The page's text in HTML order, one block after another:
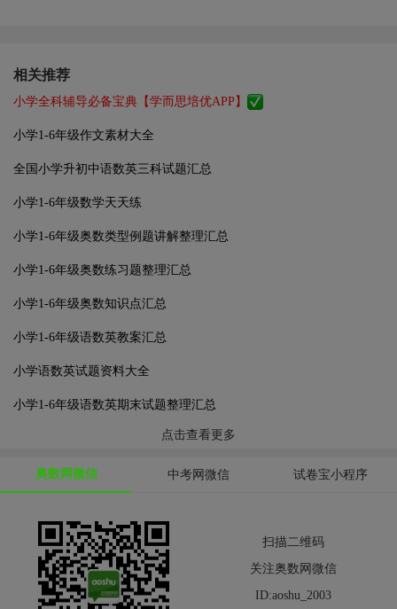
相关推荐
小学全科辅导必备宝典【学而思培优APP】
小学1-6年级作文素材大全
全国小学升初中语数英三科试题汇总
小学1-6年级数学天天练
小学1-6年级奥数类型例题讲解整理汇总
小学1-6年级奥数练习题整理汇总
小学1-6年级奥数知识点汇总
小学1-6年级语数英教案汇总
小学语数英试题资料大全
小学1-6年级语数英期末试题整理汇总
点击查看更多
奥数网微信 中考网微信 试卷宝小程序
扫描二维码
关注奥数网微信
ID:aoshu_2003